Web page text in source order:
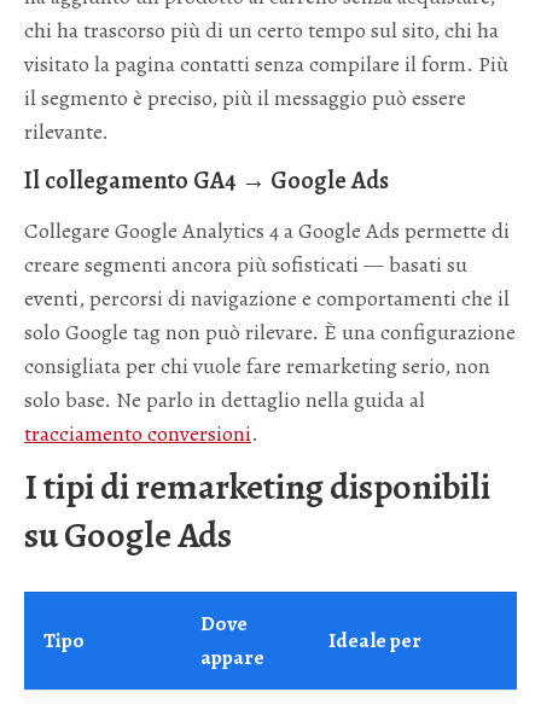
chi ha trascorso più di un certo tempo sul sito, chi ha
visitato la pagina contatti senza compilare il form. Più
il segmento è preciso, più il messaggio può essere
rilevante.
Il collegamento GA4 → Google Ads
Collegare Google Analytics 4 a Google Ads permette di
creare segmenti ancora più sofisticati — basati su
eventi, percorsi di navigazione e comportamenti che il
solo Google tag non può rilevare. È una configurazione
consigliata per chi vuole fare remarketing serio, non
solo base. Ne parlo in dettaglio nella guida al
tracciamento conversioni.
I tipi di remarketing disponibili
su Google Ads
Tipo
Dove
appare
Ideale per